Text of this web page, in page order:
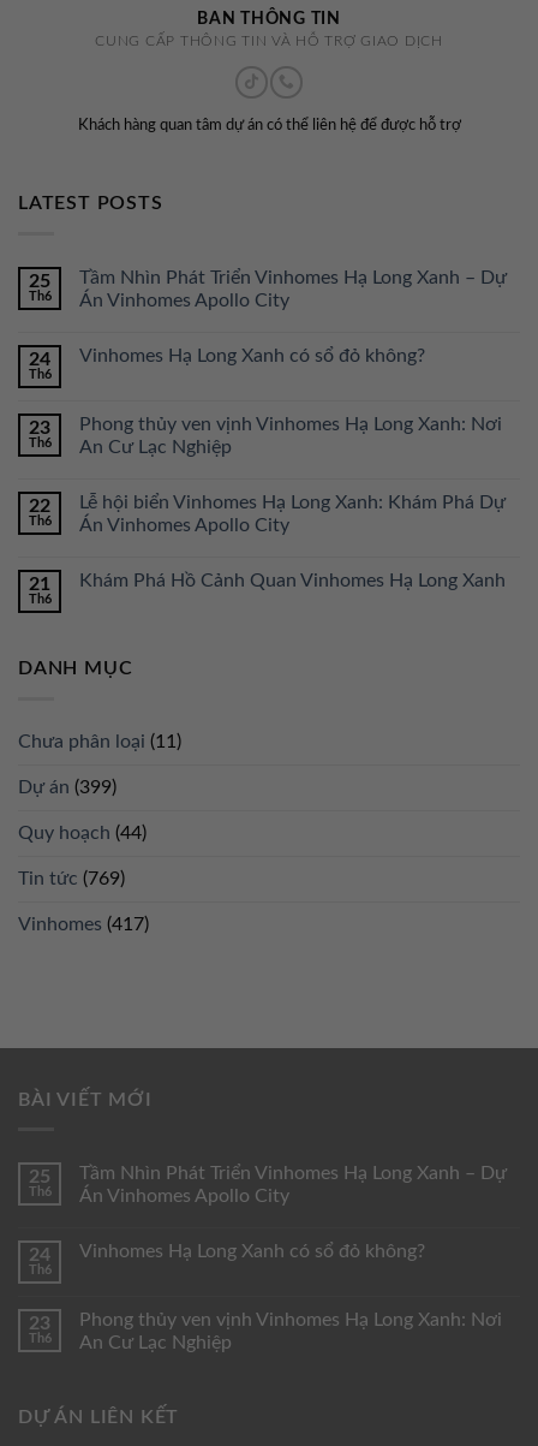
BAN THÔNG TIN
CUNG CẤP THÔNG TIN VÀ HỖ TRỢ GIAO DỊCH
Khách hàng quan tâm dự án có thể liên hệ để được hỗ trợ
LATEST POSTS
25
Th6
Tầm Nhìn Phát Triển Vinhomes Hạ Long Xanh – Dự
Án Vinhomes Apollo City
24
Th6
Vinhomes Hạ Long Xanh có sổ đỏ không?
23
Th6
Phong thủy ven vịnh Vinhomes Hạ Long Xanh: Nơi
An Cư Lạc Nghiệp
22
Th6
Lễ hội biển Vinhomes Hạ Long Xanh: Khám Phá Dự
Án Vinhomes Apollo City
21
Th6
Khám Phá Hồ Cảnh Quan Vinhomes Hạ Long Xanh
DANH MỤC
Chưa phân loại (11)
Dự án (399)
Quy hoạch (44)
Tin tức (769)
Vinhomes (417)
BÀI VIẾT MỚI
25
Th6
Tầm Nhìn Phát Triển Vinhomes Hạ Long Xanh – Dự
Án Vinhomes Apollo City
24
Th6
Vinhomes Hạ Long Xanh có sổ đỏ không?
23
Th6
Phong thủy ven vịnh Vinhomes Hạ Long Xanh: Nơi
An Cư Lạc Nghiệp
DỰ ÁN LIÊN KẾT